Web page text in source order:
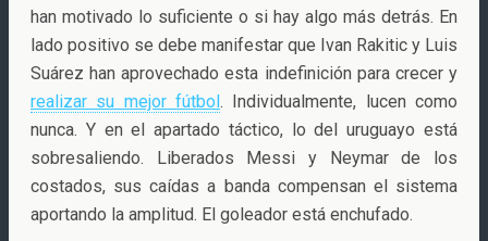
han motivado lo suficiente o si hay algo más detrás. En
lado positivo se debe manifestar que Ivan Rakitic y Luis
Suárez han aprovechado esta indefinición para crecer y
realizar su mejor fútbol. Individualmente, lucen como
nunca. Y en el apartado táctico, lo del uruguayo está
sobresaliendo. Liberados Messi y Neymar de los
costados, sus caídas a banda compensan el sistema
aportando la amplitud. El goleador está enchufado.